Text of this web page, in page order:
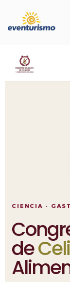
contenido
CIENCIA ·
de